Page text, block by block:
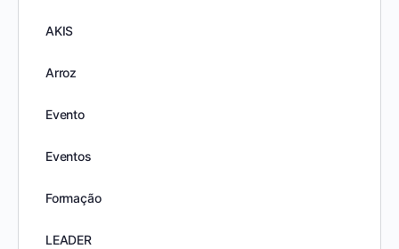
AKIS
Arroz
Evento
Eventos
Formação
LEADER